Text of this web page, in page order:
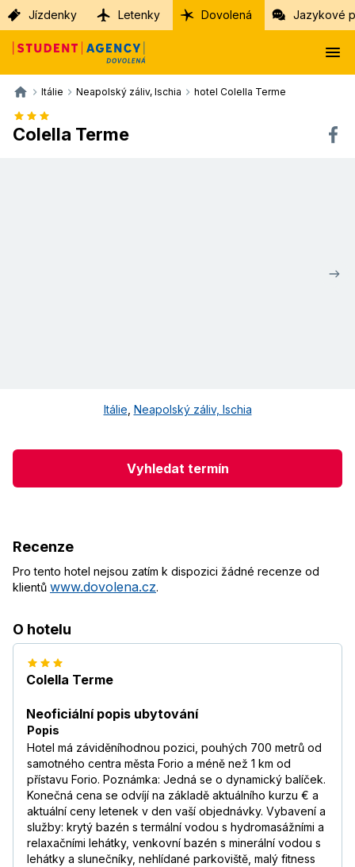
Jízdenky Letenky Dovolená Jazykové
Itálie Neapolský záliv, Ischia hotel Colella Terme
Colella Terme
Itálie Neapolský záliv, Ischia
Vyhledat termín
Recenze
Pro tento hotel nejsou zatím k dispozici žádné recenze od
klientů www.dovolena.cz.
O hotelu
Colella Terme
Neoficiální popis ubytování
Popis
Hotel má záviděníhodnou pozici, pouhých 700 metrů od
samotného centra města Forio a méně než 1 km od
přístavu Forio. Poznámka: Jedná se o dynamický balíček.
Konečná cena se odvíjí na základě aktuálního kurzu € a
aktuální ceny letenek v den vaší objednávky. Vybavení a
služby: krytý bazén s termální vodou s hydromasážními a
relaxačními lehátky, venkovní bazén s minerální vodou s
lehátky a slunečníky, nehlídané parkoviště, malý fitness